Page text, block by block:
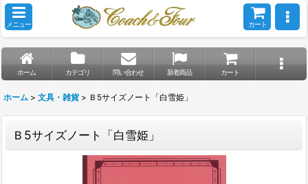
メニュー カート
ホーム カテゴリ 問い合わせ 新着商品 カート
ホーム > 文具・雑貨 > Ｂ5サイズノート「白雪姫」
Ｂ5サイズノート「白雪姫」